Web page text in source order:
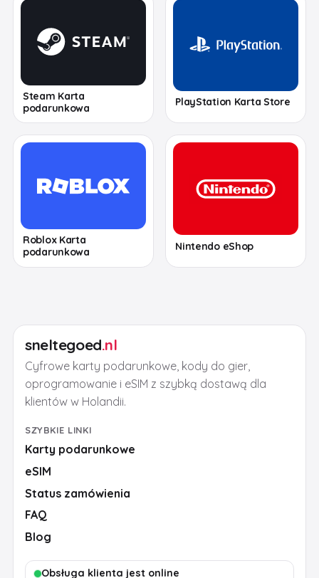
Steam Karta
podarunkowa
PlayStation Karta Store
Roblox Karta
podarunkowa
Nintendo eShop
sneltegoed.nl
Cyfrowe karty podarunkowe, kody do gier,
oprogramowanie i eSIM z szybką dostawą dla
klientów w Holandii.
SZYBKIE LINKI
Karty podarunkowe
eSIM
Status zamówienia
FAQ
Blog
Obsługa klienta jest online